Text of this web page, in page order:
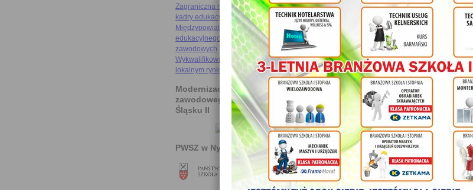
Zagraniczna mobilność szkolnej
kadry edukacyjnej
Międzypowiatowa droga do
edukacyjnego sukcesu szkół
zawodowych
Wykwalifikowani rzemieślnicy na
lokalnym rynku pracy
Modernizacja kształcenia
zawodowego na Dolnym
Śląsku II
PWSZ w Nysie
okolice najsłynniejszego kasyna. W najdroższym
przespacerowaliśmy się wybrzeżem słynącym z
miasteczku Grimoud wspięliśmy się na ruiny zamku
Pobyt we Francji minął nam wyjątkowo szybko.
będziemy wspominać, jako super zabawę i
Młodzież bardzo chętnie korzysta z tego typu
lepiej poznać zawód a przy okazji zwiedzić ciekawe